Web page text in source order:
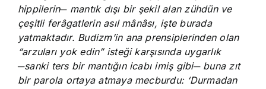
hippilerin─ mantık dışı bir şekil alan zühdün ve
çeşitli ferâgatlerin asıl mânâsı, işte burada
yatmaktadır. Budizm’in ana prensiplerinden olan
“arzuları yok edin” isteği karşısında uygarlık
─sanki ters bir mantığın icabı imiş gibi─ buna zıt
bir parola ortaya atmaya mecburdu: ‘Durmadan